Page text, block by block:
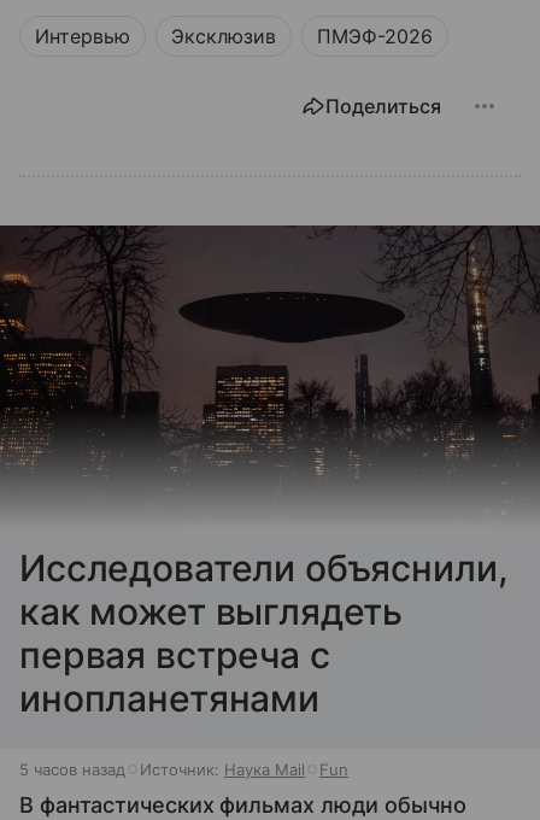
Интервью Эксклюзив ПМЭФ-2026
Поделиться
Исследователи объяснили,
как может выглядеть
первая встреча с
инопланетянами
5 часов назад Источник: Наука Mail Fun
В фантастических фильмах люди обычно